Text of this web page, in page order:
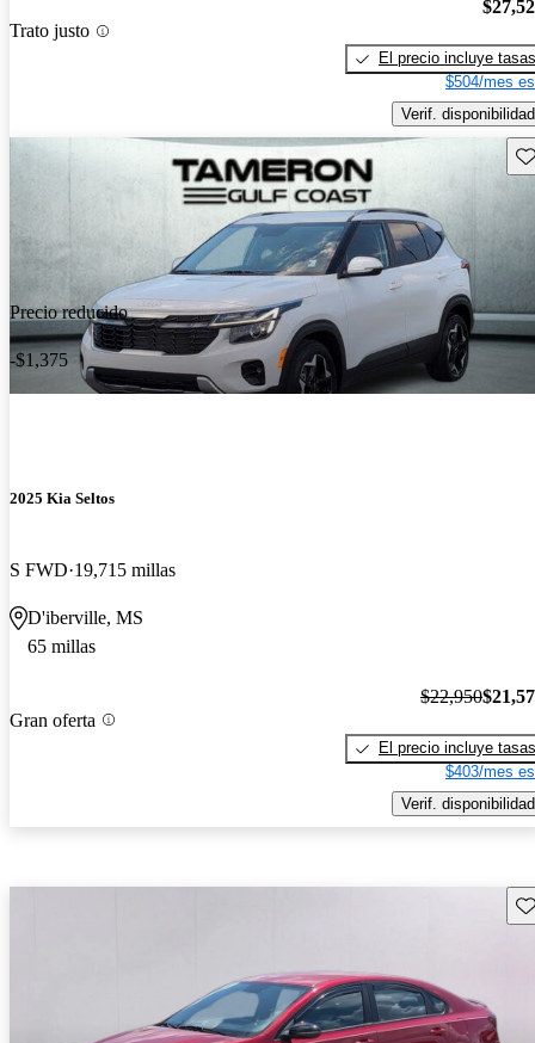
Trato justo
El precio incluye tasas
$504/mes
Verif. disponibilidad
Precio reducido
-$1,375
2025 Kia Seltos
S FWD 19,715 millas
D'iberville, MS
65 millas
Gran oferta
$22,950
El precio incluye tasas
$403/mes
Verif. disponibilidad